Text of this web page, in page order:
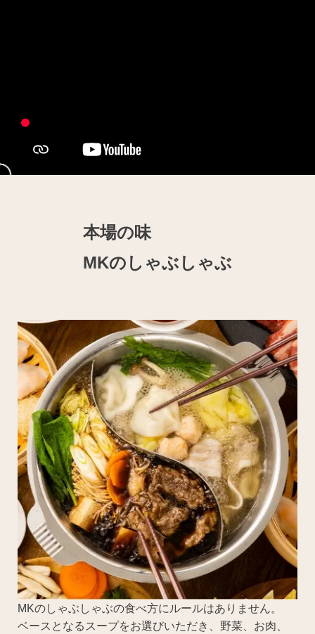
本場の味
MKのしゃぶしゃぶ
MKのしゃぶしゃぶの食べ方にルールはありません。
ベースとなるスープをお選びいただき、野菜、お肉、